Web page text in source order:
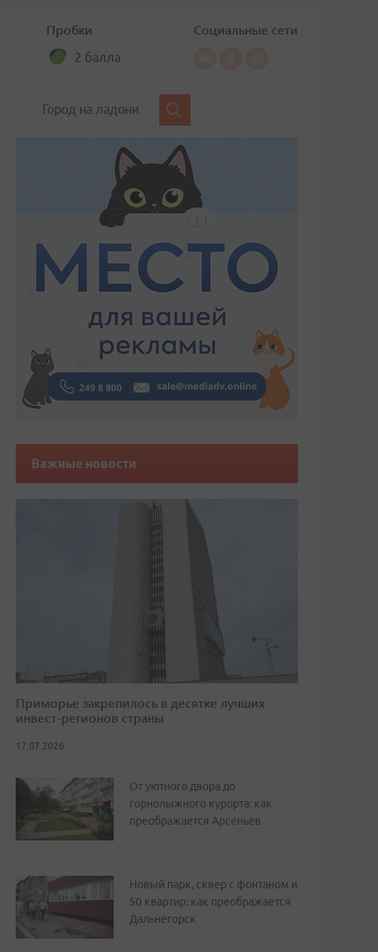
Пробки
2 балла
Социальные сети
Город на ладони
Важные новости
Приморье закрепилось в десятке лучших
инвест-регионов страны
17.07.2026
От уютного двора до
горнолыжного курорта: как
преображается Арсеньев
Новый парк, сквер с фонтаном и
50 квартир: как преображается
Дальнегорск